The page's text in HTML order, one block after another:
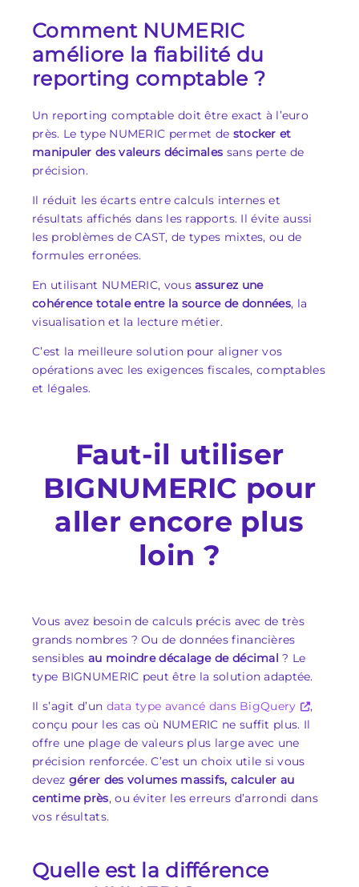
Comment NUMERIC
améliore la fiabilité du
reporting comptable ?
Un reporting comptable doit être exact à l’euro
près. Le type NUMERIC permet de stocker et
manipuler des valeurs décimales sans perte de
précision.
Il réduit les écarts entre calculs internes et
résultats affichés dans les rapports. Il évite aussi
les problèmes de CAST, de types mixtes, ou de
formules erronées.
En utilisant NUMERIC, vousassurez une
cohérence totale entre la source de données, la
visualisation et la lecture métier.
C’est la meilleure solution pour aligner vos
opérations avec les exigences fiscales, comptables
et légales.
Faut-il utiliser
BIGNUMERIC pour
aller encore plus
loin ?
Vous avez besoin de calculs précis avec de très
grands nombres ? Ou de données financières
sensibles au moindre décalage de décimal ? Le
type BIGNUMERIC peut être la solution adaptée.
Il s’agit d’un data type avancé dans BigQuery
,
conçu pour les cas où NUMERIC ne suffit plus. Il
offre une plage de valeurs plus large avec une
précision renforcée. C’est un choix utile si vous
devez gérer des volumes massifs, calculer au
centime près, ou éviter les erreurs d’arrondi dans
vos résultats.
Quelle est la différence